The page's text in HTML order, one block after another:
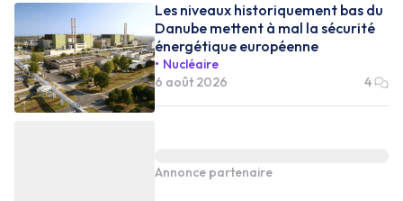
Les niveaux historiquement bas du
Danube mettent à mal la sécurité
énergétique européenne
Nucléaire
6 août 2026
4
Annonce partenaire